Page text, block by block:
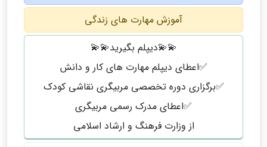
آموزش مهارت های زندگی
💫💫دیپلم بگیرید💫💫
✅اعطای دیپلم مهارت های کار و دانش
✅برگزاری دوره تخصصی مربیگری نقاشی کودک
✅اعطای مدرک رسمی مربیگری
از وزارت فرهنگ و ارشاد اسلامی